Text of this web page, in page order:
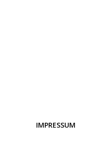
IMPRESSUM